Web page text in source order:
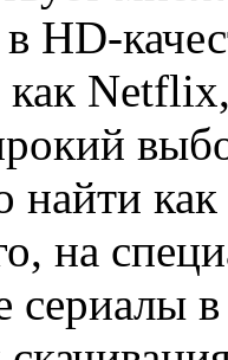
HD-
как
как
на
сериалы